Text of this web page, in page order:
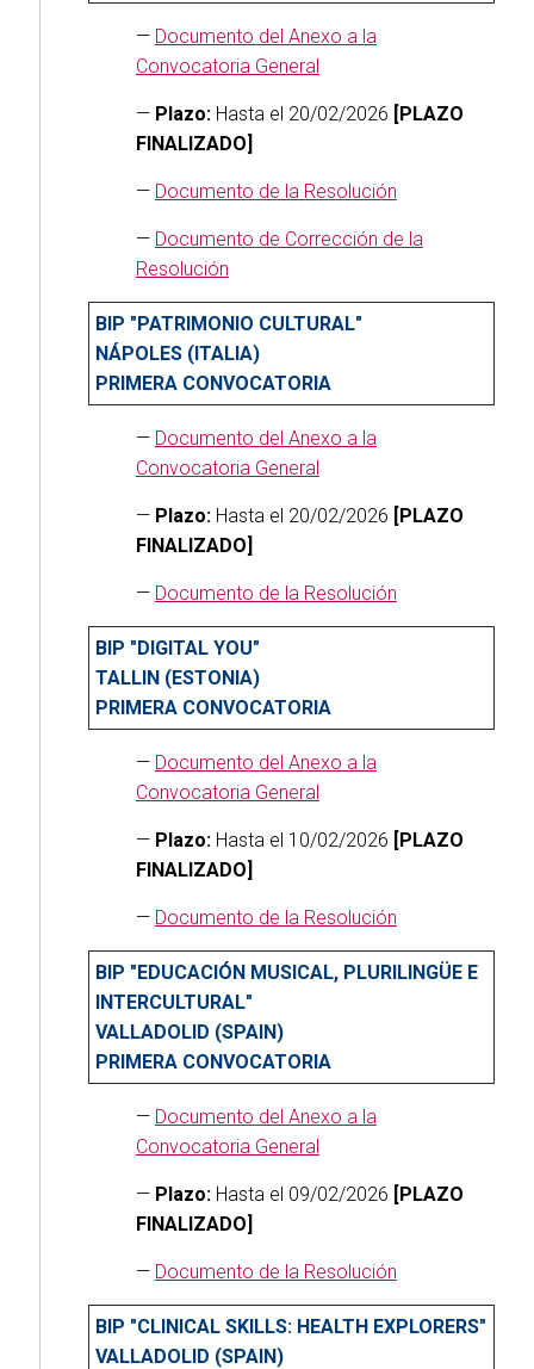
— Documento del Anexo a la
Convocatoria General
— Plazo:Hasta el 20/02/2026 [PLAZO
FINALIZADO]
— Documento de la Resolución
— Documento de Corrección de la
Resolución
BIP "PATRIMONIO CULTURAL"
NÁPOLES (ITALIA)
PRIMERA CONVOCATORIA
— Documento del Anexo a la
Convocatoria General
— Plazo:Hasta el 20/02/2026 [PLAZO
FINALIZADO]
— Documento de la Resolución
BIP "DIGITAL YOU"
TALLIN (ESTONIA)
PRIMERA CONVOCATORIA
— Documento del Anexo a la
Convocatoria General
— Plazo:Hasta el 10/02/2026 [PLAZO
FINALIZADO]
— Documento de la Resolución
BIP "EDUCACIÓN MUSICAL, PLURILINGÜE E
INTERCULTURAL"
VALLADOLID (SPAIN)
PRIMERA CONVOCATORIA
— Documento del Anexo a la
Convocatoria General
— Plazo:Hasta el 09/02/2026 [PLAZO
FINALIZADO]
— Documento de la Resolución
BIP "CLINICAL SKILLS: HEALTH EXPLORERS"
VALLADOLID (SPAIN)